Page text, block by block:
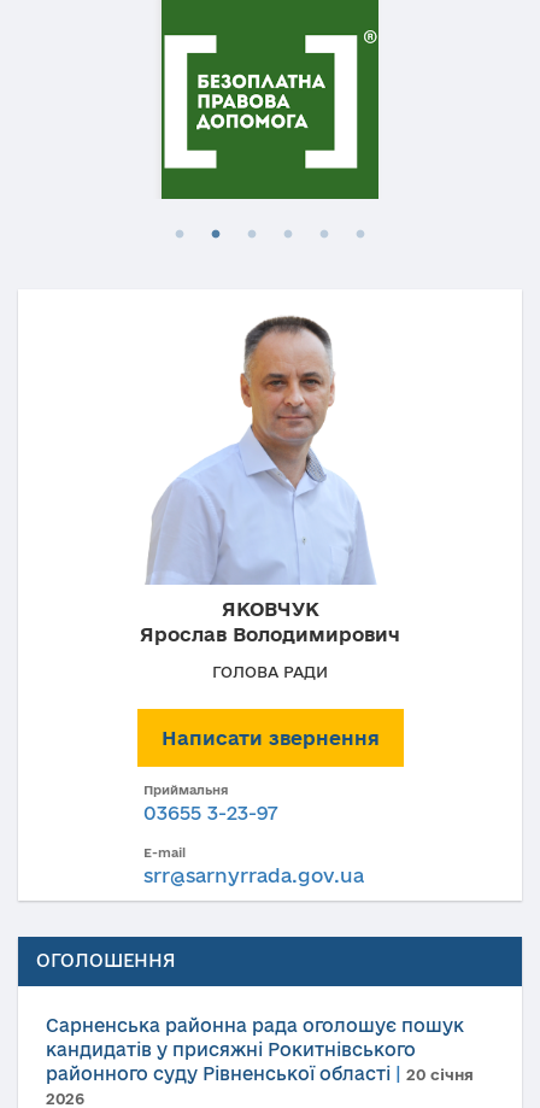
ЯКОВЧУК
Ярослав Володимирович
ГОЛОВА РАДИ
Написати звернення
Приймальня
03655 3-23-97
E-mail
srr@sarnyrrada.gov.ua
ОГОЛОШЕННЯ
Сарненська районна рада оголошує пошук
кандидатів у присяжні Рокитнівського
районного суду Рівненської області
20 січня
2026